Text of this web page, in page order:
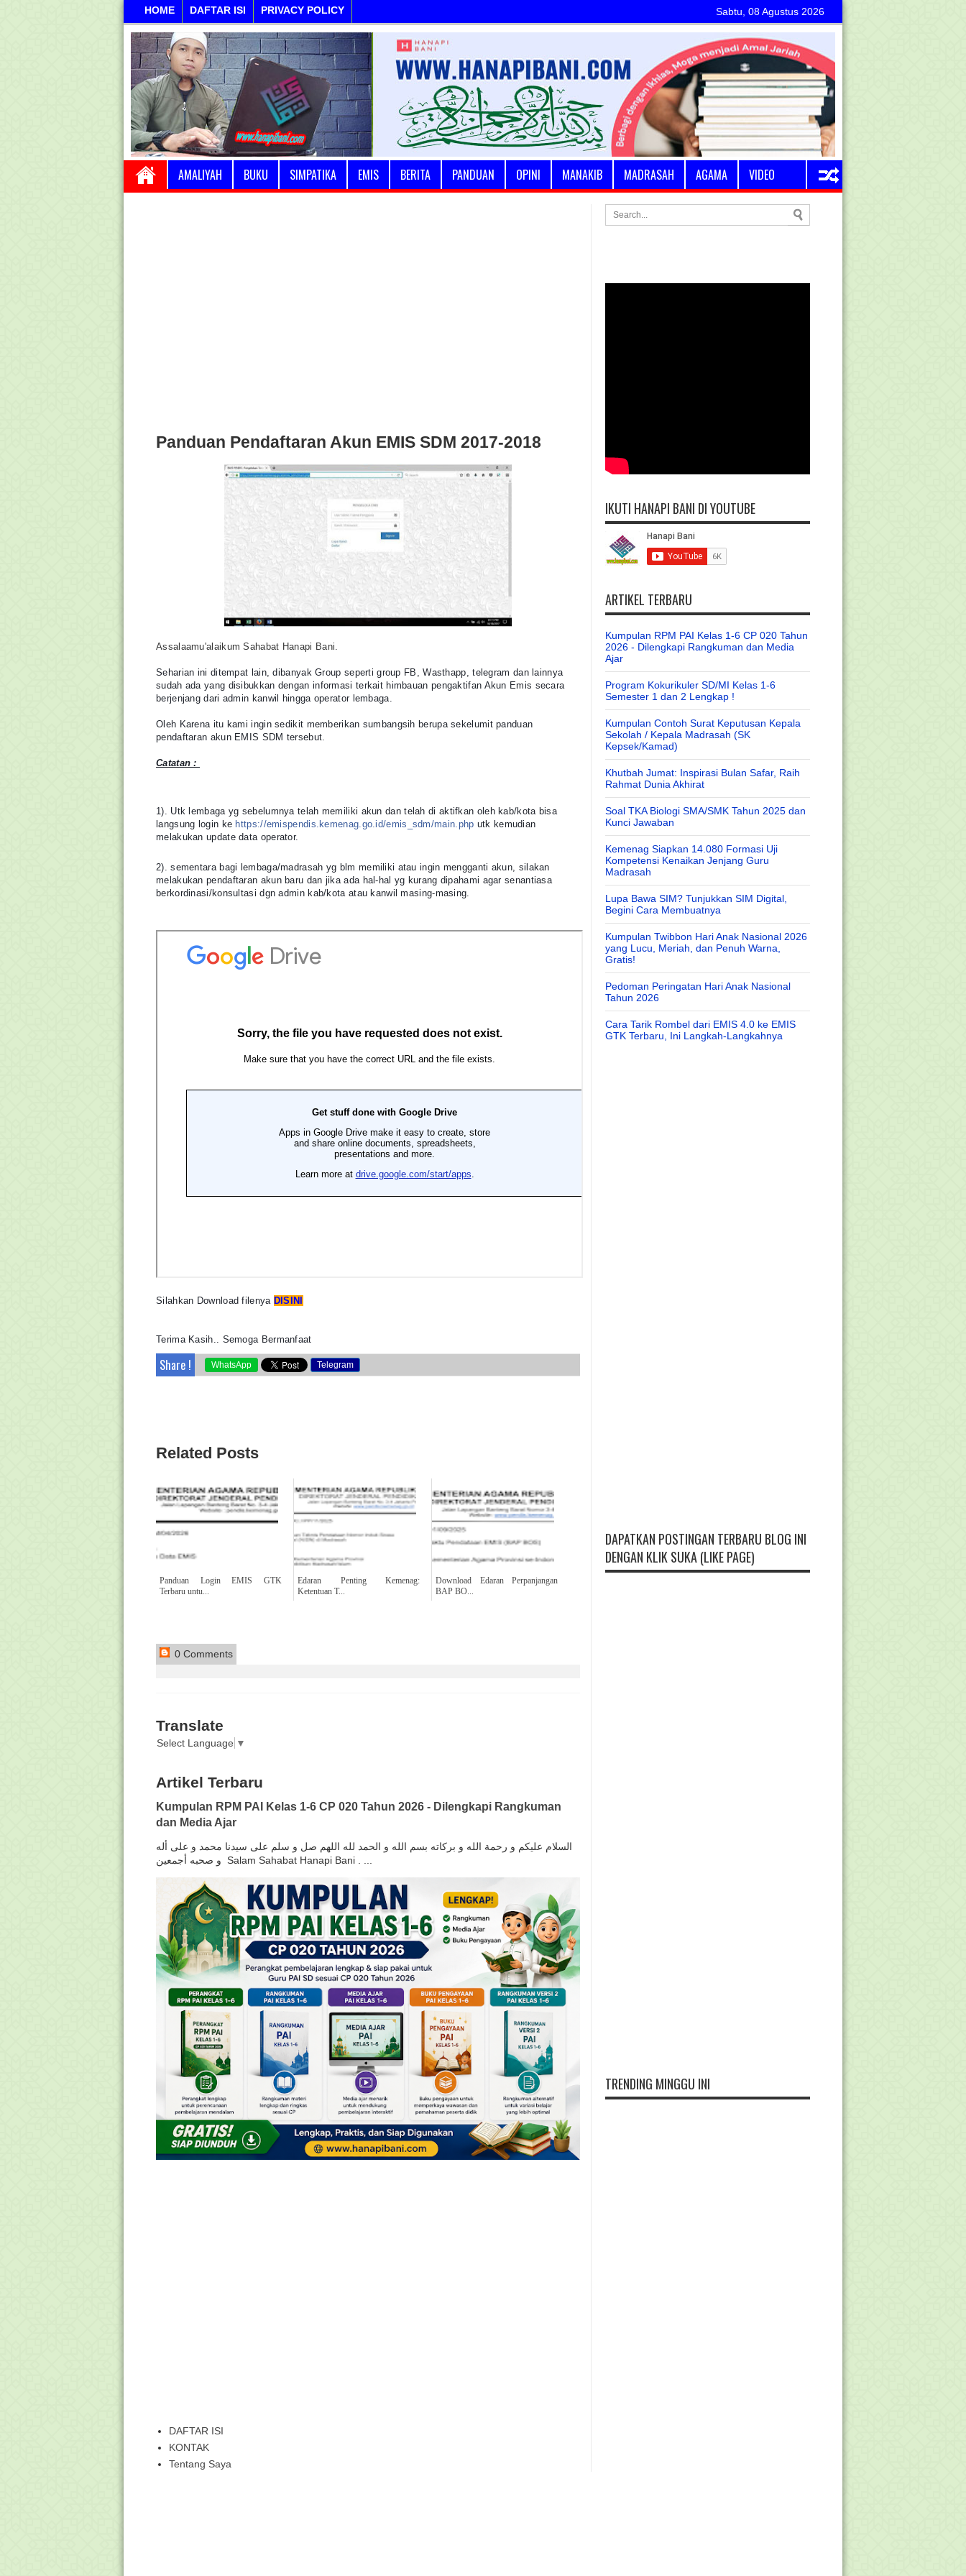
HOME DAFTAR ISI PRIVACY POLICY Sabtu, 08 Agustus 2026
AMALIYAH BUKU SIMPATIKA EMIS BERITA PANDUAN OPINI MANAKIB MADRASAH AGAMA VIDEO
Panduan Pendaftaran Akun EMIS SDM 2017-2018
Assalaamu'alaikum Sahabat Hanapi Bani.
Seharian ini ditempat lain, dibanyak Group seperti group FB, Wasthapp, telegram dan lainnya
sudah ada yang disibukkan dengan informasi terkait himbauan pengaktifan Akun Emis secara
berjenjang dari admin kanwil hingga operator lembaga.
Oleh Karena itu kami ingin sedikit memberikan sumbangsih berupa sekelumit panduan
pendaftaran akun EMIS SDM tersebut.
Catatan :
1). Utk lembaga yg sebelumnya telah memiliki akun dan telah di aktifkan oleh kab/kota bisa
langsung login ke https://emispendis.kemenag.go.id/emis_sdm/main.php utk kemudian
melakukan update data operator.
2). sementara bagi lembaga/madrasah yg blm memiliki atau ingin mengganti akun, silakan
melakukan pendaftaran akun baru dan jika ada hal-hal yg kurang dipahami agar senantiasa
berkordinasi/konsultasi dgn admin kab/kota atau kanwil masing-masing.
Silahkan Download filenya DISINI
Terima Kasih.. Semoga Bermanfaat
Share ! WhatsApp Telegram
Related Posts
Panduan Login EMIS GTK
Terbaru untu...
Edaran Penting Kemenag:
Ketentuan T...
Download Edaran Perpanjangan
BAP BO...
0 Comments
Translate
Select Language ▼
Artikel Terbaru
Kumpulan RPM PAI Kelas 1-6 CP 020 Tahun 2026 - Dilengkapi Rangkuman
dan Media Ajar
السلام عليكم و رحمة الله و بركاته بسم الله و الحمد لله اللهم صل و سلم على سيدنا محمد و على أله
و صحبه أجمعين Salam Sahabat Hanapi Bani . ...
DAFTAR ISI
KONTAK
Tentang Saya
IKUTI HANAPI BANI DI YOUTUBE
ARTIKEL TERBARU
Kumpulan RPM PAI Kelas 1-6 CP 020 Tahun
2026 - Dilengkapi Rangkuman dan Media
Ajar
Program Kokurikuler SD/MI Kelas 1-6
Semester 1 dan 2 Lengkap !
Kumpulan Contoh Surat Keputusan Kepala
Sekolah / Kepala Madrasah (SK
Kepsek/Kamad)
Khutbah Jumat: Inspirasi Bulan Safar, Raih
Rahmat Dunia Akhirat
Soal TKA Biologi SMA/SMK Tahun 2025 dan
Kunci Jawaban
Kemenag Siapkan 14.080 Formasi Uji
Kompetensi Kenaikan Jenjang Guru
Madrasah
Lupa Bawa SIM? Tunjukkan SIM Digital,
Begini Cara Membuatnya
Kumpulan Twibbon Hari Anak Nasional 2026
yang Lucu, Meriah, dan Penuh Warna,
Gratis!
Pedoman Peringatan Hari Anak Nasional
Tahun 2026
Cara Tarik Rombel dari EMIS 4.0 ke EMIS
GTK Terbaru, Ini Langkah-Langkahnya
DAPATKAN POSTINGAN TERBARU BLOG INI
DENGAN KLIK SUKA (LIKE PAGE)
TRENDING MINGGU INI